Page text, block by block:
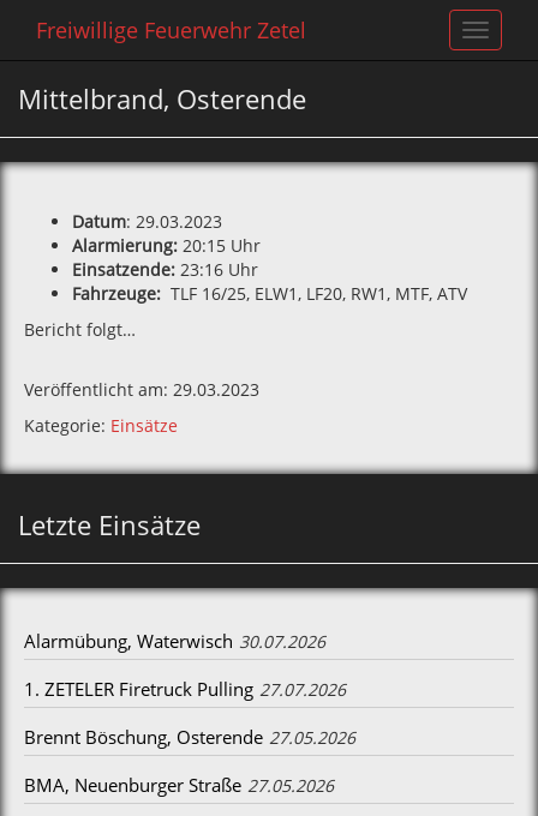
Toggle
Freiwillige Feuerwehr Zetel
Mittelbrand, Osterende
Datum: 29.03.2023
Alarmierung: 20:15 Uhr
Einsatzende: 23:16 Uhr
Fahrzeuge: TLF 16/25, ELW1, LF20, RW1, MTF, ATV
Bericht folgt…
Veröffentlicht am: 29.03.2023
Kategorie: Einsätze
Letzte Einsätze
Alarmübung, Waterwisch 30.07.2026
1. ZETELER Firetruck Pulling 27.07.2026
Brennt Böschung, Osterende 27.05.2026
BMA, Neuenburger Straße 27.05.2026